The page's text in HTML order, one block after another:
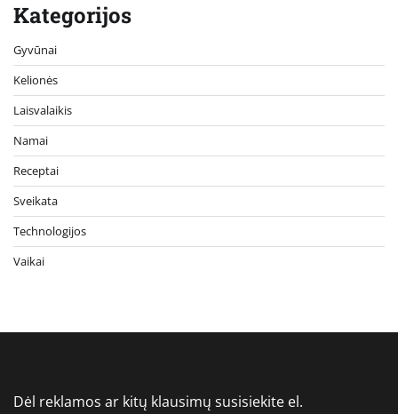
Kategorijos
Gyvūnai
Kelionės
Laisvalaikis
Namai
Receptai
Sveikata
Technologijos
Vaikai
Dėl reklamos ar kitų klausimų susisiekite el.